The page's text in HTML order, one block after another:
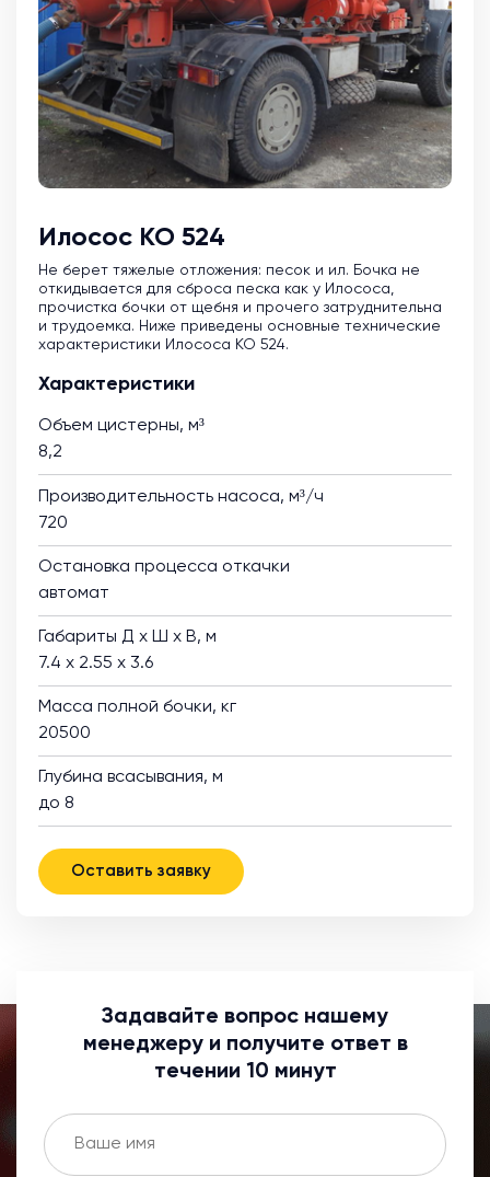
Илосос КО 524
Не берет тяжелые отложения: песок и ил. Бочка не
откидывается для сброса песка как у Илососа,
прочистка бочки от щебня и прочего затруднительна
и трудоемка. Ниже приведены основные технические
характеристики Илососа КО 524.
Характеристики
Объем цистерны, м³
8,2
Производительность насоса, м³/ч
720
Остановка процесса откачки
автомат
Габариты Д х Ш х В, м
7.4 х 2.55 х 3.6
Масса полной бочки, кг
20500
Глубина всасывания, м
до 8
Оставить заявку
Задавайте вопрос нашему
менеджеру и получите ответ в
течении 10 минут